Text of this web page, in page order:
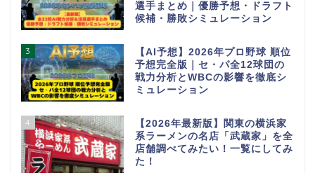
選手まとめ｜優勝予想・ドラフト
候補・勝敗シミュレーション
3
【AI予想】2026年プロ野球 順位
予想完全版｜セ・パ全12球団の
戦力分析とWBCの影響を徹底シ
ミュレーション
4
【2026年最新版】関東の横浜家
系ラーメンの名店「武蔵家」を全
店舗調べてみたい！一覧にしてみ
た！